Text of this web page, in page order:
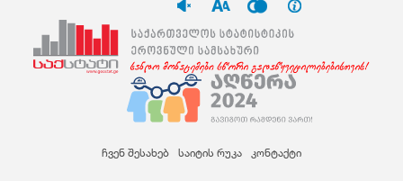
ჩვენ შესახებ საიტის რუკა კონტაქტი